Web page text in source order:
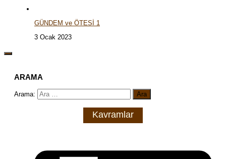
GÜNDEM ve ÖTESİ 1
3 Ocak 2023
ARAMA
Arama:
Kavramlar